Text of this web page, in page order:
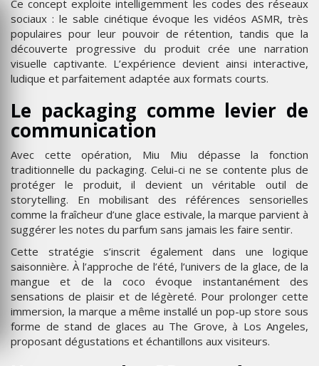
Ce concept exploite intelligemment les codes des réseaux
sociaux : le sable cinétique évoque les vidéos ASMR, très
populaires pour leur pouvoir de rétention, tandis que la
découverte progressive du produit crée une narration
visuelle captivante. L’expérience devient ainsi interactive,
ludique et parfaitement adaptée aux formats courts.
Le packaging comme levier de
communication
Avec cette opération, Miu Miu dépasse la fonction
traditionnelle du packaging. Celui-ci ne se contente plus de
protéger le produit, il devient un véritable outil de
storytelling. En mobilisant des références sensorielles
comme la fraîcheur d’une glace estivale, la marque parvient à
suggérer les notes du parfum sans jamais les faire sentir.
Cette stratégie s’inscrit également dans une logique
saisonnière. À l’approche de l’été, l’univers de la glace, de la
mangue et de la coco évoque instantanément des
sensations de plaisir et de légèreté. Pour prolonger cette
immersion, la marque a même installé un pop-up store sous
forme de stand de glaces au The Grove, à Los Angeles,
proposant dégustations et échantillons aux visiteurs.